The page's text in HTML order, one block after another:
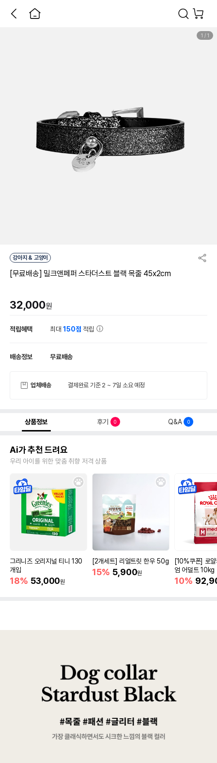
1 / 1
강아지 & 고양이
[무료배송] 밀크앤페퍼 스타더스트 블랙 목줄 45x2cm
32,000원
적립혜택 최대150점 적립
배송정보 무료배송
업체배송 결제완료 기준 2 ~ 7일 소요 예정
상품정보 후기 0 Q&A 0
Ai가 추천 드려요
우리 아이를 위한 맞춤 취향 저격 상품
그리니즈 오리지널 티니 130
개입
18% 53,000원
[2개세트] 리얼트릿 한우 50g
15% 5,900원
[10%쿠폰] 로
엄 어덜트 10kg
증진
10%